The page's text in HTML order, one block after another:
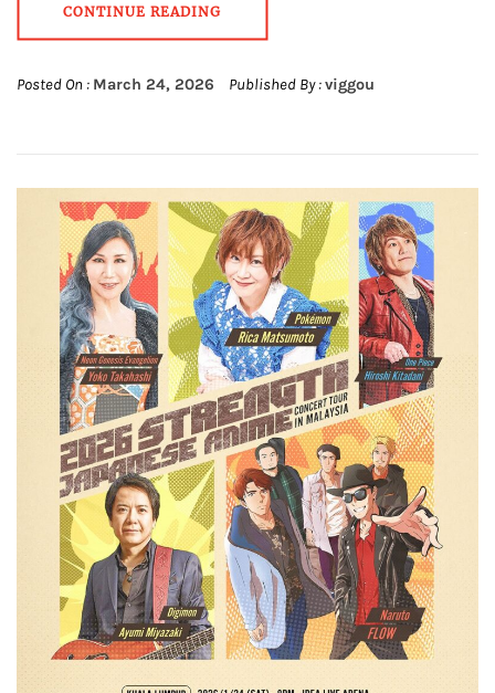
CONTINUE READING
Posted On : March 24, 2026 Published By :viggou